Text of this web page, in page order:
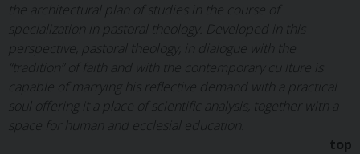
the architectural plan of studies in the course of
specialization in pastoral theology. Developed in this
perspective, pastoral theology, in dialogue with the
“tradition” of faith and with the contemporary cu lture is
capable of marrying his reflective demand with a practical
soul offering it a place of scientific analysis, together with a
space for human and ecclesial education.
top